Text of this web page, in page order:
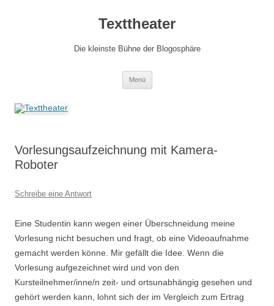
Texttheater
Die kleinste Bühne der Blogosphäre
Menü
Vorlesungsaufzeichnung mit Kamera-
Roboter
Schreibe eine Antwort
Eine Studentin kann wegen einer Überschneidung meine
Vorlesung nicht besuchen und fragt, ob eine Videoaufnahme
gemacht werden könne. Mir gefällt die Idee. Wenn die
Vorlesung aufgezeichnet wird und von den
Kursteilnehmer/inne/n zeit- und ortsunabhängig gesehen und
gehört werden kann, lohnt sich der im Vergleich zum Ertrag